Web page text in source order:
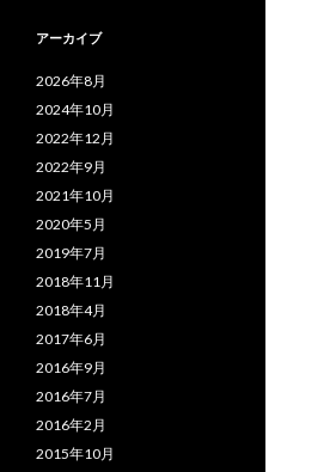
アーカイブ
2026年8月
2024年10月
2022年12月
2022年9月
2021年10月
2020年5月
2019年7月
2018年11月
2018年4月
2017年6月
2016年9月
2016年7月
2016年2月
2015年10月